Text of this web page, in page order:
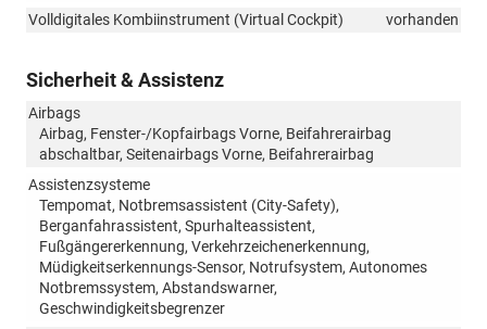
Volldigitales Kombiinstrument (Virtual Cockpit)
vorhanden
Sicherheit & Assistenz
Airbags
Airbag, Fenster-/Kopfairbags Vorne, Beifahrerairbag
abschaltbar, Seitenairbags Vorne, Beifahrerairbag
Assistenzsysteme
Tempomat, Notbremsassistent (City-Safety),
Berganfahrassistent, Spurhalteassistent,
Fußgängererkennung, Verkehrzeichenerkennung,
Müdigkeitserkennungs-Sensor, Notrufsystem, Autonomes
Notbremssystem, Abstandswarner,
Geschwindigkeitsbegrenzer